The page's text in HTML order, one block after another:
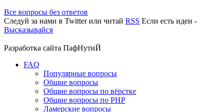
Все вопросы без ответов
Следуй за нами в Twitterили читай RSS Если есть идеи -
Высказывайся
Разработка сайта ПафНутиЙ
FAQ
Популярные вопросы
Общие вопросы
Общие вопросы по вёрстке
Общие вопросы по PHP
Ламерские вопросы